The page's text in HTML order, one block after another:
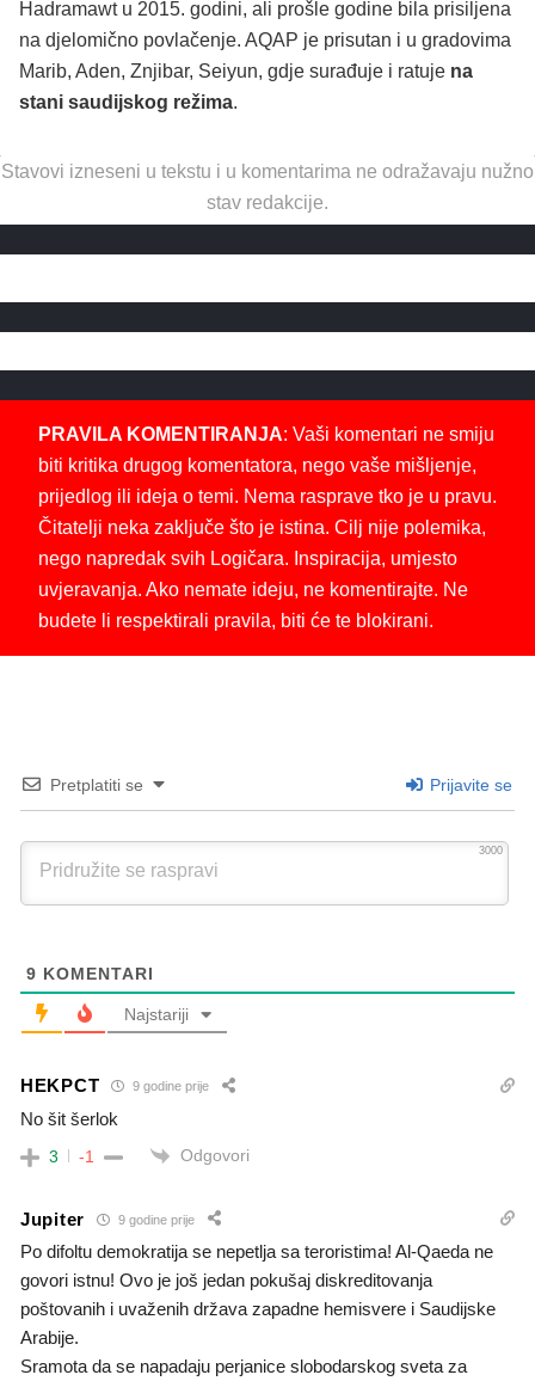
Hadramawt u 2015. godini, ali prošle godine bila prisiljena
na djelomično povlačenje. AQAP je prisutan i u gradovima
Marib, Aden, Znjibar, Seiyun, gdje surađuje i ratuje na
stani saudijskog režima.
Stavovi izneseni u tekstu i u komentarima ne odražavaju nužno
stav redakcije.
PRAVILA KOMENTIRANJA: Vaši komentari ne smiju
biti kritika drugog komentatora, nego vaše mišljenje,
prijedlog ili ideja o temi. Nema rasprave tko je u pravu.
Čitatelji neka zaključe što je istina. Cilj nije polemika,
nego napredak svih Logičara. Inspiracija, umjesto
uvjeravanja. Ako nemate ideju, ne komentirajte. Ne
budete li respektirali pravila, biti će te blokirani.
Pretplatiti se Prijavite se
3000
9 KOMENTARI
Najstariji
HEKPCT 9 godine prije
No šit šerlok
3 -1 Odgovori
Jupiter 9 godine prije
Po difoltu demokratija se nepetlja sa teroristima! Al-Qaeda ne
govori istnu! Ovo je još jedan pokušaj diskreditovanja
poštovanih i uvaženih država zapadne hemisvere i Saudijske
Arabije.
Sramota da se napadaju perjanice slobodarskog sveta za